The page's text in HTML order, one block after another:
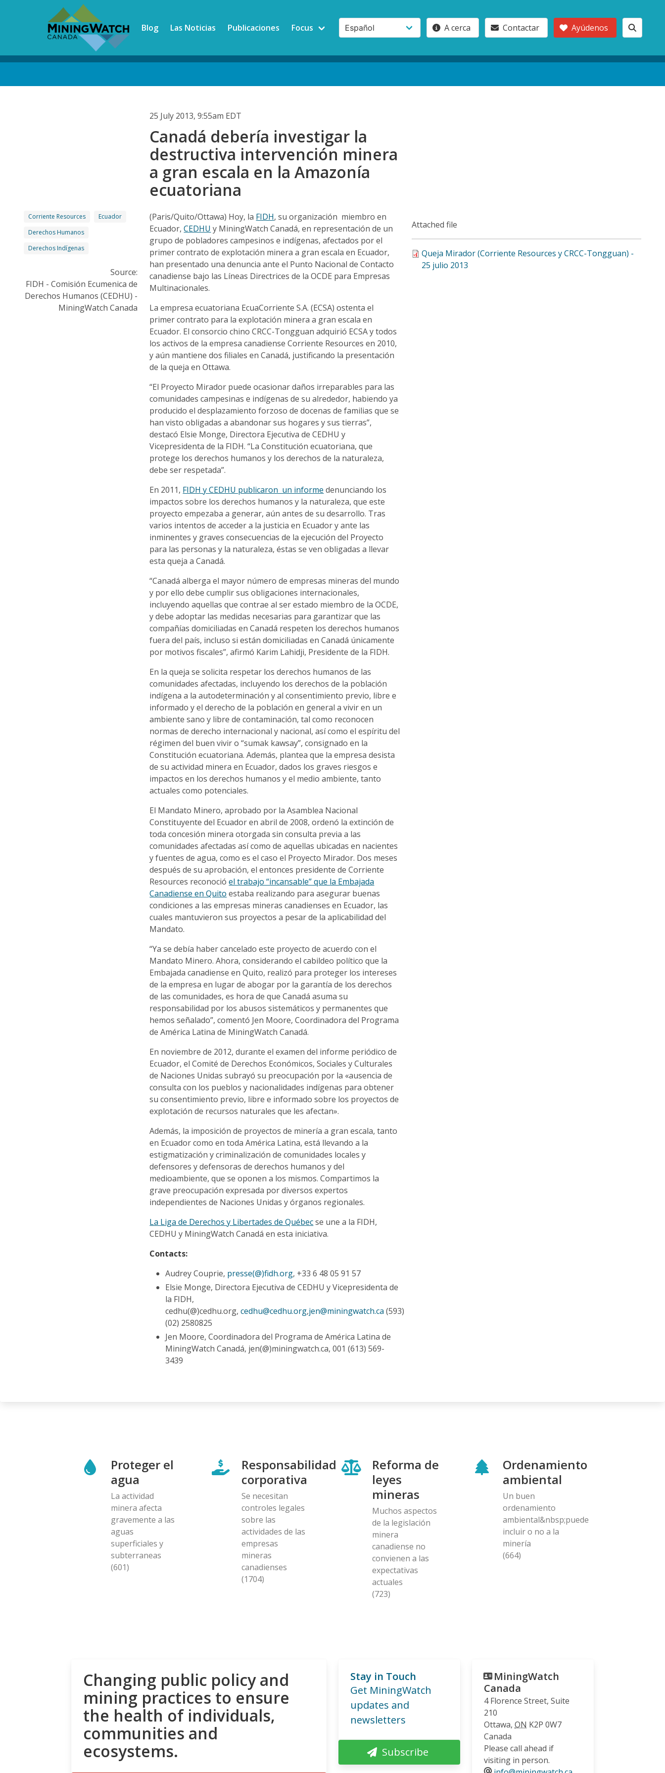
Blog Las Noticias Publicaciones Focus A cerca Contactar Ayúdenos
25 July 2013, 9:55am EDT
Canadá debería investigar la
destructiva intervención minera
a gran escala en la Amazonía
ecuatoriana
Corriente Resources
Ecuador
Derechos Humanos
Derechos Indígenas
Source:
FIDH - Comisión Ecumenica de
Derechos Humanos (CEDHU) -
MiningWatch Canada
(Paris/Quito/Ottawa) Hoy, la FIDH, su organización miembro en
Ecuador,CEDHU y MiningWatch Canadá, en representación de un
grupo de pobladores campesinos e indígenas, afectados por el
primer contrato de explotación minera a gran escala en Ecuador,
han presentado una denuncia ante el Punto Nacional de Contacto
canadiense bajo las Líneas Directrices de la OCDE para Empresas
Multinacionales.
La empresa ecuatoriana EcuaCorriente S.A. (ECSA) ostenta el
primer contrato para la explotación minera a gran escala en
Ecuador. El consorcio chino CRCC-Tongguan adquirió ECSA y todos
los activos de la empresa canadiense Corriente Resources en 2010,
y aún mantiene dos filiales en Canadá, justificando la presentación
de la queja en Ottawa.
“El Proyecto Mirador puede ocasionar daños irreparables para las
comunidades campesinas e indígenas de su alrededor, habiendo ya
producido el desplazamiento forzoso de docenas de familias que se
han visto obligadas a abandonar sus hogares y sus tierras”,
destacó Elsie Monge, Directora Ejecutiva de CEDHU y
Vicepresidenta de la FIDH. “La Constitución ecuatoriana, que
protege los derechos humanos y los derechos de la naturaleza,
debe ser respetada”.
En 2011, FIDH y CEDHU publicaron un informe denunciando los
impactos sobre los derechos humanos y la naturaleza, que este
proyecto empezaba a generar, aún antes de su desarrollo. Tras
varios intentos de acceder a la justicia en Ecuador y ante las
inminentes y graves consecuencias de la ejecución del Proyecto
para las personas y la naturaleza, éstas se ven obligadas a llevar
esta queja a Canadá.
“Canadá alberga el mayor número de empresas mineras del mundo
y por ello debe cumplir sus obligaciones internacionales,
incluyendo aquellas que contrae al ser estado miembro de la OCDE,
y debe adoptar las medidas necesarias para garantizar que las
compañías domiciliadas en Canadá respeten los derechos humanos
fuera del país, incluso si están domiciliadas en Canadá únicamente
por motivos fiscales”, afirmó Karim Lahidji, Presidente de la FIDH.
En la queja se solicita respetar los derechos humanos de las
comunidades afectadas, incluyendo los derechos de la población
indígena a la autodeterminación y al consentimiento previo, libre e
informado y el derecho de la población en general a vivir en un
ambiente sano y libre de contaminación, tal como reconocen
normas de derecho internacional y nacional, así como el espíritu del
régimen del buen vivir o “sumak kawsay”, consignado en la
Constitución ecuatoriana. Además, plantea que la empresa desista
de su actividad minera en Ecuador, dados los graves riesgos e
impactos en los derechos humanos y el medio ambiente, tanto
actuales como potenciales.
El Mandato Minero, aprobado por la Asamblea Nacional
Constituyente del Ecuador en abril de 2008, ordenó la extinción de
toda concesión minera otorgada sin consulta previa a las
comunidades afectadas así como de aquellas ubicadas en nacientes
y fuentes de agua, como es el caso el Proyecto Mirador. Dos meses
después de su aprobación, el entonces presidente de Corriente
Resources reconocióel trabajo “incansable” que la Embajada
Canadiense en Quito estaba realizando para asegurar buenas
condiciones a las empresas mineras canadienses en Ecuador, las
cuales mantuvieron sus proyectos a pesar de la aplicabilidad del
Mandato.
“Ya se debía haber cancelado este proyecto de acuerdo con el
Mandato Minero. Ahora, considerando el cabildeo político que la
Embajada canadiense en Quito, realizó para proteger los intereses
de la empresa en lugar de abogar por la garantía de los derechos
de las comunidades, es hora de que Canadá asuma su
responsabilidad por los abusos sistemáticos y permanentes que
hemos señalado”, comentó Jen Moore, Coordinadora del Programa
de América Latina de MiningWatch Canadá.
En noviembre de 2012, durante el examen del informe periódico de
Ecuador, el Comité de Derechos Económicos, Sociales y Culturales
de Naciones Unidas subrayó su preocupación por la «ausencia de
consulta con los pueblos y nacionalidades indígenas para obtener
su consentimiento previo, libre e informado sobre los proyectos de
explotación de recursos naturales que les afectan».
Además, la imposición de proyectos de minería a gran escala, tanto
en Ecuador como en toda América Latina, está llevando a la
estigmatización y criminalización de comunidades locales y
defensores y defensoras de derechos humanos y del
medioambiente, que se oponen a los mismos. Compartimos la
grave preocupación expresada por diversos expertos
independientes de Naciones Unidas y órganos regionales.
La Liga de Derechos y Libertades de Québecse une a la FIDH,
CEDHU y MiningWatch Canadá en esta iniciativa.
Contacts:
Audrey Couprie, presse(@)fidh.org, +33 6 48 05 91 57
Elsie Monge, Directora Ejecutiva de CEDHU y Vicepresidenta de
la FIDH,
cedhu(@)cedhu.org,cedhu@cedhu.org,jen@miningwatch.ca (593)
(02) 2580825
Jen Moore, Coordinadora del Programa de América Latina de
MiningWatch Canadá, jen(@)miningwatch.ca, 001 (613) 569-
3439
Attached file
Queja Mirador (Corriente Resources y CRCC-Tongguan) -
25 julio 2013
Proteger el
agua
La actividad
minera afecta
gravemente a las
aguas
superficiales y
subterraneas
(601)
Responsabilidad
corporativa
Se necesitan
controles legales
sobre las
actividades de las
empresas
mineras
canadienses
(1704)
Reforma de
leyes
mineras
Muchos aspectos
de la legislación
minera
canadiense no
convienen a las
expectativas
actuales
(723)
Ordenamiento
ambiental
Un buen
ordenamiento
ambiental&nbsp;puede
incluir o no a la
minería
(664)
Changing public policy and
mining practices to ensure
the health of individuals,
communities and
ecosystems.
Stay in Touch
Get MiningWatch
updates and
newsletters
Subscribe
MiningWatch
Canada
4 Florence Street, Suite
210
Ottawa, ON K2P 0W7
Canada
Please call ahead if
visiting in person.